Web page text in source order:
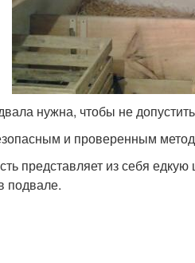
нужна, чтобы не
и проверенным
представляет из себя
подвале.